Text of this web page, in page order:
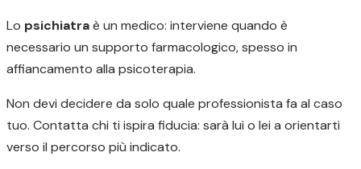
Lo psichiatraè un medico: interviene quando è
necessario un supporto farmacologico, spesso in
affiancamento alla psicoterapia.
Non devi decidere da solo quale professionista fa al caso
tuo. Contatta chi ti ispira fiducia: sarà lui o lei a orientarti
verso il percorso più indicato.